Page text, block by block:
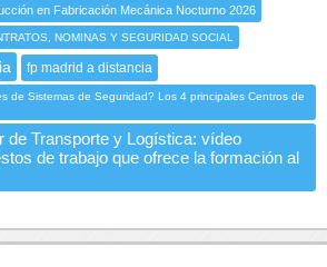
en Fabricación Mecánica Nocturno 2026
NOMINAS Y SEGURIDAD SOCIAL
fp madrid a distancia
de Sistemas de Seguridad? Los 4 principales Centros de
de Transporte y Logística: vídeo
de trabajo que ofrece la formación al